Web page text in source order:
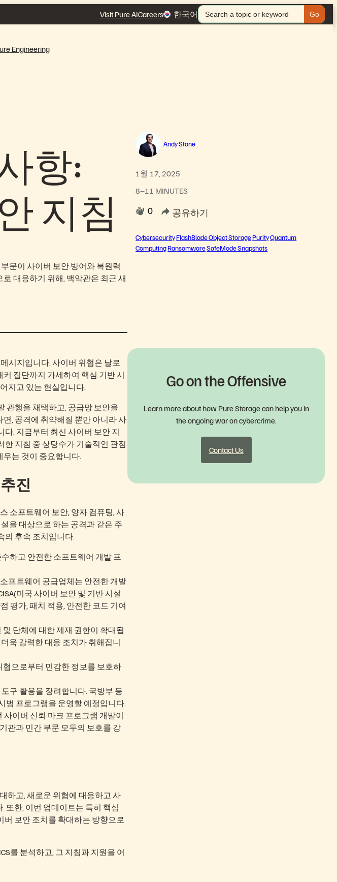
Visit Pure AICareers 한국어
검
색:
Engineering
항:
지침
문이 사이버 보안 방어와 복원력
대응하기 위해, 백악관은 최근 새
Andy Stone
1월 17, 2025
8–11 MINUTES
0
공유하기
CybersecurityFlashBlade Object StoragePurityQuantum
ComputingRansomwareSafeMode Snapshots
시지입니다. 사이버 위협은 날로
집단까지 가세하여 핵심 기반 시
지고 있는 현실입니다.
관행을 채택하고, 공급망 보안을
, 공격에 취약해질 뿐만 아니라 사
. 지금부터 최신 사이버 보안 지
지침 중 상당수가 기술적인 관점
는 것이 중요합니다.
진
소프트웨어 보안, 양자 컴퓨팅, 사
을 대상으로 하는 공격과 같은 주
의 후속 조치입니다.
하고 안전한 소프트웨어 개발 프
프트웨어 공급업체는 안전한 개발
미국 사이버 보안 및 기반 시설
평가, 패치 적용, 안전한 코드 기여
단체에 대한 제재 권한이 확대됩
욱 강력한 대응 조치가 취해집니
으로부터 민감한 정보를 보호하
구 활용을 장려합니다. 국방부 등
범 프로그램을 운영할 예정입니다.
이버 신뢰 마크 프로그램 개발이
관과 민간 부문 모두의 보호를 강
하고, 새로운 위협에 대응하고 사
또한, 이번 업데이트는 특히 핵심
버 보안 조치를 확대하는 방향으로
를 분석하고, 그 지침과 지원을 어
Go on the Offensive
Learn more about how Pure Storage can help you in
the ongoing war on cybercrime.
Contact Us